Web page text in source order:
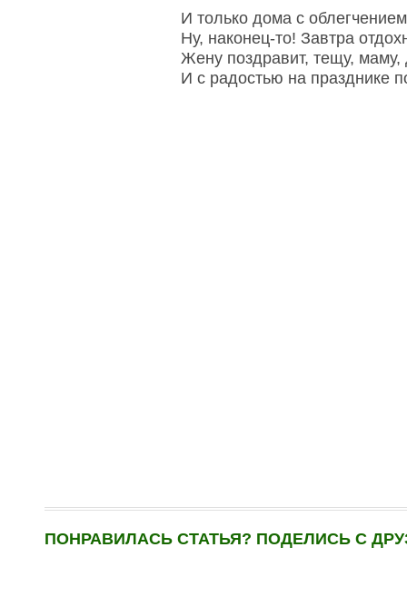
И только дома с
Ну, наконец-то! Завтра
Жену поздравит, тещу, маму,
И с радостью на празднике
ПОНРАВИЛАСЬ СТАТЬЯ? ПОДЕЛИСЬ С